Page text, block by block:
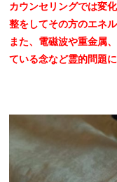
カウンセリングでは変
整をしてその方のエネ
また、電磁波や重金属
ている念など霊的問題